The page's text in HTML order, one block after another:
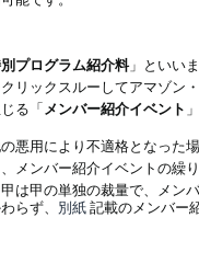
プログラム紹介料」といい
リックスルーしてアマゾ
る「 メンバー紹介イベント
悪用により不適格となっ
メンバー紹介イベントの
は甲の単独の裁量で、メン
らず、 別紙記載のメンバー